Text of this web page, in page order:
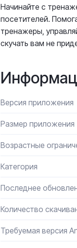
Начинайте с
посетителей.
тренажеры,
скучать вам не
Версия приложения
Размер приложения
Возрастные
Категория
Последнее
Количество
Требуемая версия